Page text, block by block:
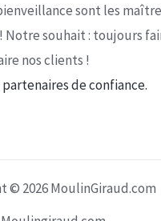
sont les
Notre souhait : toujours
nos clients !
partenaires de confiance.
© 2026 MoulinGiraud.com